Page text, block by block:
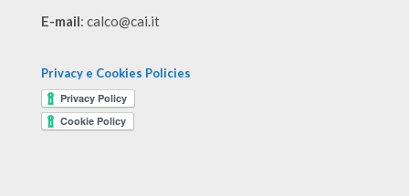
E-mail: calco@cai.it
Privacy e Cookies Policies